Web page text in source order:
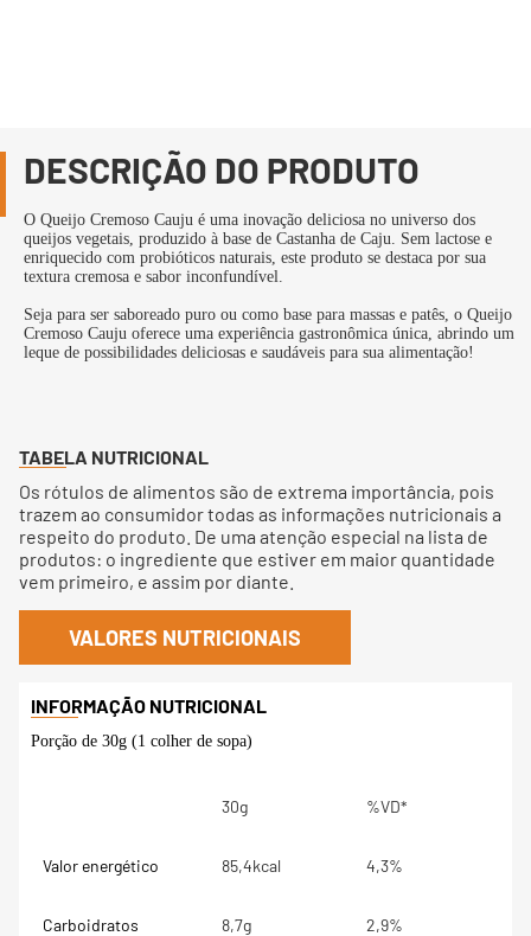
DESCRIÇÃO DO PRODUTO
O Queijo Cremoso Cauju é uma inovação deliciosa no universo dos
queijos vegetais, produzido à base de Castanha de Caju. Sem lactose e
enriquecido com probióticos naturais, este produto se destaca por sua
textura cremosa e sabor inconfundível.
Seja para ser saboreado puro ou como base para massas e patês, o Queijo
Cremoso Cauju oferece uma experiência gastronômica única, abrindo um
leque de possibilidades deliciosas e saudáveis para sua alimentação!
TABELA NUTRICIONAL
Os rótulos de alimentos são de extrema importância, pois
trazem ao consumidor todas as informações nutricionais a
respeito do produto. De uma atenção especial na lista de
produtos: o ingrediente que estiver em maior quantidade
vem primeiro, e assim por diante.
VALORES NUTRICIONAIS
Porção de 30g (1 colher de sopa)
30g %VD*
Valor energético 85,4kcal 4,3%
Carboidratos 8,7g 2,9%